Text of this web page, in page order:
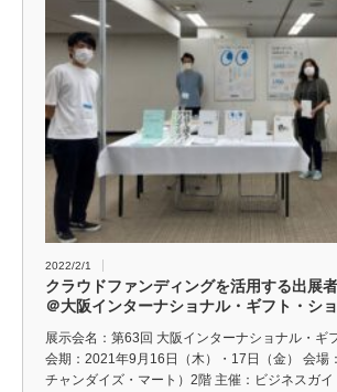
2022/2/1
クラウドファンディングを活用する出展
＠大阪インターナショナル・ギフト・シ
展示会名：第63回 大阪インターナショナル・ギ
会期：2021年9月16日（木）・17日（金） 会場
チャンダイズ・マート）2階 主催：ビジネスガイ